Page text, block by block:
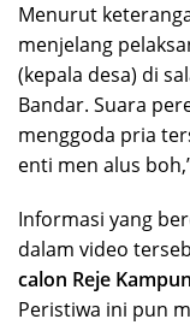
Menurut
menjelang
(kepala desa) di
Bandar. Suara
menggoda pria
enti men alus
Informasi yang
dalam video
calon Reje
Peristiwa ini pun